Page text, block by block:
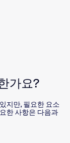
가요?
지만, 필요한 요소
한 사항은 다음과